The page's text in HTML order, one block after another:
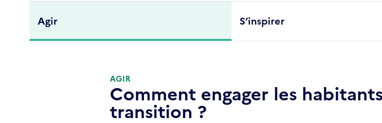
Agir S’inspirer
AGIR
Comment engager les
transition ?